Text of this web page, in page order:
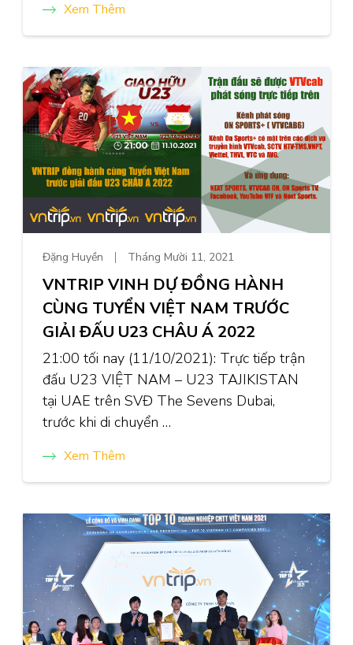
Xem Thêm
Đặng Huyền Tháng Mười 11, 2021
VNTRIP VINH DỰ ĐỒNG HÀNH
CÙNG TUYỂN VIỆT NAM TRƯỚC
GIẢI ĐẤU U23 CHÂU Á 2022
21:00 tối nay (11/10/2021): Trực tiếp trận
đấu U23 VIỆT NAM – U23 TAJIKISTAN
tại UAE trên SVĐ The Sevens Dubai,
trước khi di chuyển …
Xem Thêm